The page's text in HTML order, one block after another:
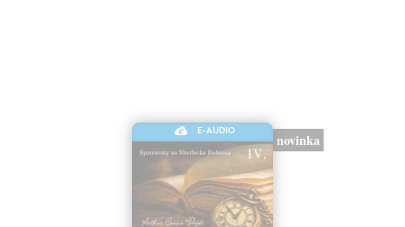
E-AUDIO
novinka